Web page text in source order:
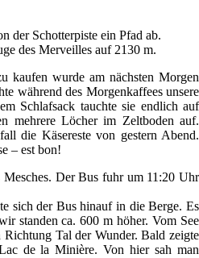
der Schotterpiste ein Pfad ab.
des Merveilles auf 2130 m.
kaufen wurde am nächsten Morgen
während des Morgenkaffees unsere
Schlafsack tauchte sie endlich auf
mehrere Löcher im Zeltboden auf.
die Käsereste von gestern Abend.
– est bon!
Der Bus fuhr um 11:20 Uhr
sich der Bus hinauf in die Berge. Es
standen ca. 600 m höher. Vom See
Tal der Wunder. Bald zeigte
de la Minière. Von hier sah man